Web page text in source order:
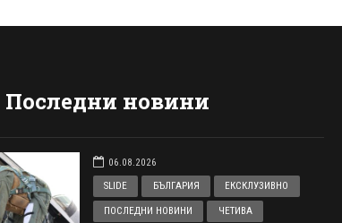
Последни новини
06.08.2026
SLIDE
БЪЛГАРИЯ ЕКСКЛУЗИВНО
ПОСЛЕДНИ НОВИНИ ЧЕТИВА